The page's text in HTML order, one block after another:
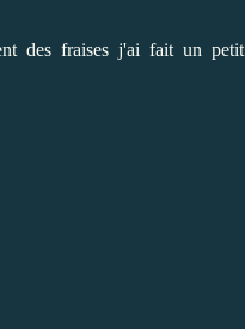
des fraises j'ai fait un petit